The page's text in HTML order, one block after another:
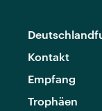
Kontakt
Empfang
Trophäen